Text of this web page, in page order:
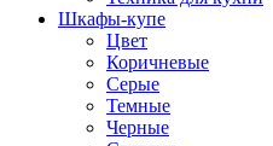
Шкафы-купе
Цвет
Коричневые
Серые
Темные
Черные